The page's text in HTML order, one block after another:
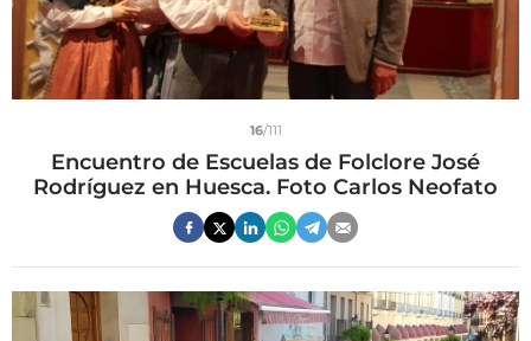
16/111
Encuentro de Escuelas de Folclore José
Rodríguez en Huesca. Foto Carlos Neofato